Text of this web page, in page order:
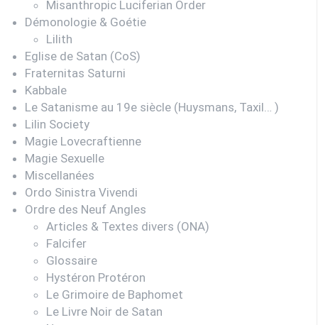
Misanthropic Luciferian Order
Démonologie & Goétie
Lilith
Eglise de Satan (CoS)
Fraternitas Saturni
Kabbale
Le Satanisme au 19e siècle (Huysmans, Taxil… )
Lilin Society
Magie Lovecraftienne
Magie Sexuelle
Miscellanées
Ordo Sinistra Vivendi
Ordre des Neuf Angles
Articles & Textes divers (ONA)
Falcifer
Glossaire
Hystéron Protéron
Le Grimoire de Baphomet
Le Livre Noir de Satan